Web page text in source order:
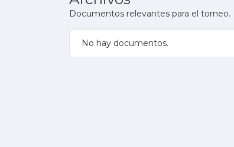
Documentos relevantes para el torneo.
No hay documentos.